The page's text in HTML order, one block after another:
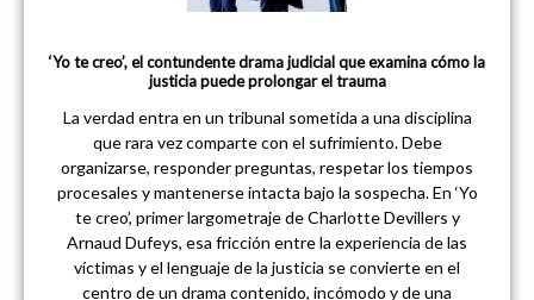
‘Yo te creo’, el contundente drama judicial que examina cómo la
justicia puede prolongar el trauma
La verdad entra en un tribunal sometida a una disciplina
que rara vez comparte con el sufrimiento. Debe
organizarse, responder preguntas, respetar los tiempos
procesales y mantenerse intacta bajo la sospecha. En ‘Yo
te creo’, primer largometraje de Charlotte Devillers y
Arnaud Dufeys, esa fricción entre la experiencia de las
víctimas y el lenguaje de la justicia se convierte en el
centro de un drama contenido, incómodo y de una